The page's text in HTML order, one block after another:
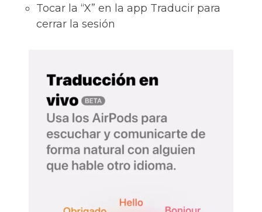
Tocar la “X” en la app Traducir para
cerrar la sesión